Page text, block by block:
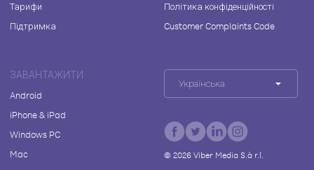
Тарифи
Підтримка
Політика конфіденційності
Customer Complaints Code
ЗАВАНТАЖИТИ
Android
iPhone & iPad
Windows PC
Mac
Українська
© 2026Viber Media S.à r.l.